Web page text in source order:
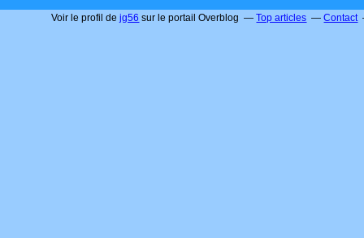
Voir le profil dejg56 sur le portail Overblog Top articles Contact